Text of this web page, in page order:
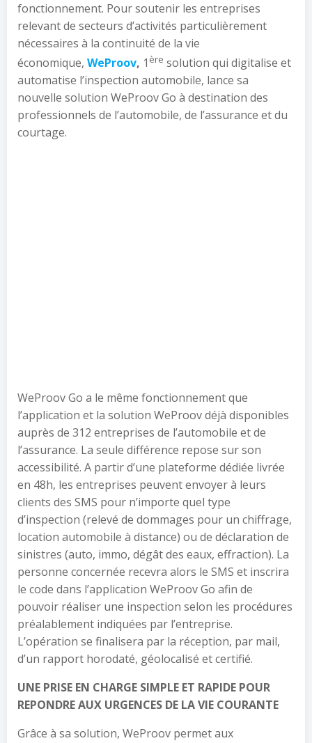
fonctionnement. Pour soutenir les entreprises
relevant de secteurs d’activités particulièrement
nécessaires à la continuité de la vie
économique, WeProov, 1 ère solution qui digitalise et
automatise l’inspection automobile, lance sa
nouvelle solution WeProov Go à destination des
professionnels de l’automobile, de l’assurance et du
courtage.
WeProov Go a le même fonctionnement que
l’application et la solution WeProov déjà disponibles
auprès de 312 entreprises de l’automobile et de
l’assurance. La seule différence repose sur son
accessibilité. A partir d’une plateforme dédiée livrée
en 48h, les entreprises peuvent envoyer à leurs
clients des SMS pour n’importe quel type
d’inspection (relevé de dommages pour un chiffrage,
location automobile à distance) ou de déclaration de
sinistres (auto, immo, dégât des eaux, effraction). La
personne concernée recevra alors le SMS et inscrira
le code dans l’application WeProov Go afin de
pouvoir réaliser une inspection selon les procédures
préalablement indiquées par l’entreprise.
L’opération se finalisera par la réception, par mail,
d’un rapport horodaté, géolocalisé et certifié.
UNE PRISE EN CHARGE SIMPLE ET RAPIDE POUR
REPONDRE AUX URGENCES DE LA VIE COURANTE
Grâce à sa solution, WeProov permet aux